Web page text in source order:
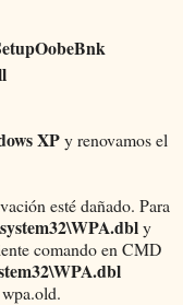
XPy renovamos el
esté dañado. Para
y
comando en CMD